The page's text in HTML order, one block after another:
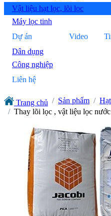
Vật liệu hạt lọc, lõi lọc
Máy lọc tinh
Dự án
Dân dụng
Công nghiệp
Video
Liên hệ
Trang chủ Sản phẩm
Thay lõi lọc , vật liệu lọc